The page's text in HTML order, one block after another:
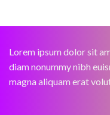
Lorem ipsum dolor sit
diam nonummy nibh
magna aliquam erat